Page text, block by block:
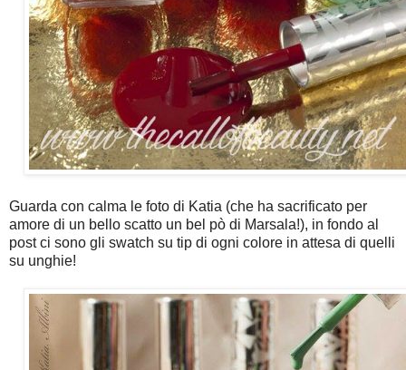
Guarda con calma le foto di Katia (che ha sacrificato per
amore di un bello scatto un bel pò di Marsala!), in fondo al
post ci sono gli swatch su tip di ogni colore in attesa di quelli
su unghie!